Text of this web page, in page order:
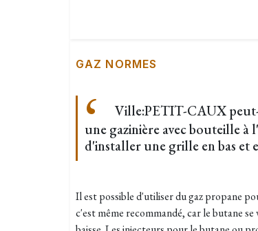
GAZ NORMES
Ville:PETIT-CAUX
une gazinière avec bouteille
d'installer une grille en bas et
Il est possible d'utiliser du gaz propane
c'est même recommandé, car le butane